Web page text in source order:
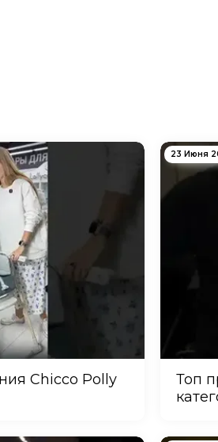
Chicco Polly
23 Июня
Топ